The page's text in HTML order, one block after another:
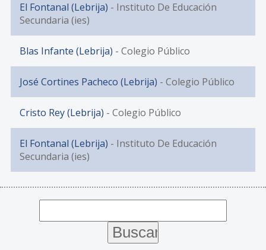
El Fontanal (Lebrija) - Instituto De Educación
Secundaria (ies)
Blas Infante (Lebrija) - Colegio Público
José Cortines Pacheco (Lebrija) - Colegio Público
Cristo Rey (Lebrija) - Colegio Público
El Fontanal (Lebrija) - Instituto De Educación
Secundaria (ies)